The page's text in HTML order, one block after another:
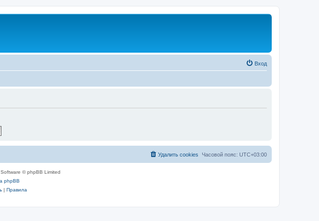
Вход
Часовой пояс: UTC+03:00
Удалить cookies
© phpBB Limited
phpBB
| Правила